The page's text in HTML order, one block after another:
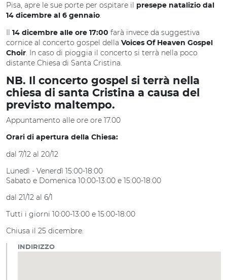
Pisa, apre le sue porte per ospitare il presepe natalizio dal
14 dicembre al 6 gennaio.
Il 14 dicembre alle ore 17:00 farà invece da suggestiva
cornice al concerto gospel della Voices Of Heaven Gospel
Choir. In caso di pioggia il concerto si terrà nella poco
distante Chiesa di Santa Cristina.
NB. Il concerto gospel si terrà nella
chiesa di santa Cristina a causa del
previsto maltempo.
Appuntamento alle ore ore 17.00
Orari di apertura della Chiesa:
dal 7/12 al 20/12
Lunedì - Venerdì 15:00-18:00
Sabato e Domenica 10:00-13:00 e 15:00-18:00
dal 21/12 al 6/1
Tutti i giorni 10:00-13:00 e 15:00-18:00
Chiusa il 25 dicembre.
INDIRIZZO